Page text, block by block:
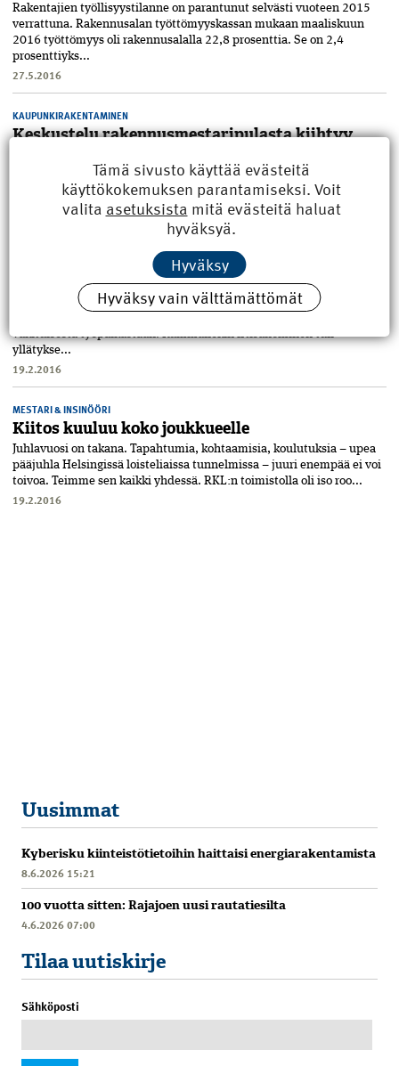
Rakentajien työllisyystilanne on parantunut selvästi vuoteen 2015
verrattuna. Rakennusalan työttömyyskassan mukaan maaliskuun
2016 työttömyys oli rakennusalalla 22,8 prosenttia. Se on 2,4
prosenttiyks...
27.5.2016
KAUPUNKIRAKENTAMINEN
Keskustelu rakennusmestaripulasta kiihtyy
rakennusmestareita haalitaan naapurin työmailta” Isoissa
kaupungeissa rakennetaan nyt niin kiivaasti, että rakennusalaa
uhkaa paikoin työv...
Pysytään myönteisinä
LASSE NORRES Tuttavapiiriini kuuluu parikin keski-ikäistä, työssään
vakituisesta työpaikastaan. Kummallekin irtisanominen tuli
yllätykse...
19.2.2016
MESTARI & INSINÖÖRI
Kiitos kuuluu koko joukkueelle
Juhlavuosi on takana. Tapahtumia, kohtaamisia, koulutuksia – upea
pääjuhla Helsingissä loisteliaissa tunnelmissa – juuri enempää ei voi
toivoa. Teimme sen kaikki yhdessä. RKL:n toimistolla oli iso roo...
19.2.2016
Uusimmat
Kyberisku kiinteistötietoihin haittaisi energiarakentamista
8.6.2026 15:21
100 vuotta sitten: Rajajoen uusi rautatiesilta
4.6.2026 07:00
Tilaa uutiskirje
Sähköposti
Tämä sivusto käyttää evästeitä
käyttökokemuksen parantamiseksi. Voit
valita asetuksista mitä evästeitä haluat
hyväksyä.
Hyväksy
Hyväksy vain välttämättömät